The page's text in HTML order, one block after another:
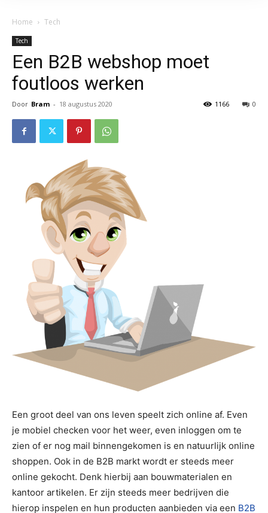
Home Tech
Tech
Een B2B webshop moet
foutloos werken
Door Bram - 18 augustus 2020 0
1166
Een groot deel van ons leven speelt zich online af. Even
je mobiel checken voor het weer, even inloggen om te
zien of er nog mail binnengekomen is en natuurlijk online
shoppen. Ook in de B2B markt wordt er steeds meer
online gekocht. Denk hierbij aan bouwmaterialen en
kantoor artikelen. Er zijn steeds meer bedrijven die
hierop inspelen en hun producten aanbieden via een B2B